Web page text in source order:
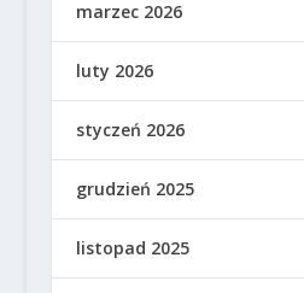
marzec 2026
luty 2026
styczeń 2026
grudzień 2025
listopad 2025